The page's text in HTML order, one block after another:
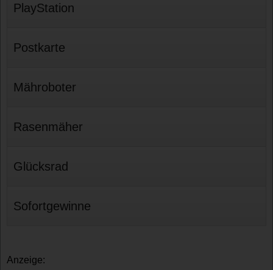
PlayStation
Postkarte
Mähroboter
Rasenmäher
Glücksrad
Sofortgewinne
Anzeige: